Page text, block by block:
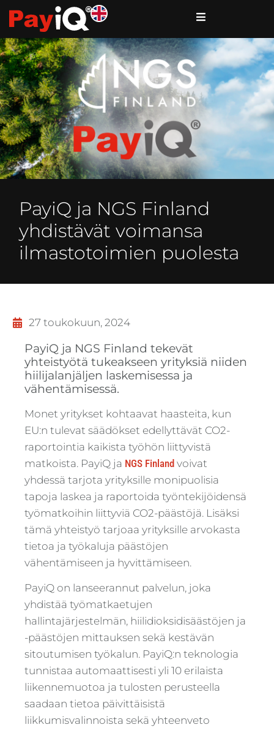
PayiQ ja NGS Finland
yhdistävät voimansa
ilmastotoimien puolesta
27 toukokuun, 2024
PayiQ ja NGS Finland tekevät
yhteistyötä tukeakseen yrityksiä niiden
hiilijalanjäljen laskemisessa ja
vähentämisessä.
Monet yritykset kohtaavat haasteita, kun
EU:n tulevat säädökset edellyttävät CO2-
raportointia kaikista työhön liittyvistä
matkoista. PayiQ ja NGS Finland voivat
yhdessä tarjota yrityksille monipuolisia
tapoja laskea ja raportoida työntekijöidensä
työmatkoihin liittyviä CO2-päästöjä. Lisäksi
tämä yhteistyö tarjoaa yrityksille arvokasta
tietoa ja työkaluja päästöjen
vähentämiseen ja hyvittämiseen.
PayiQ on lanseerannut palvelun, joka
yhdistää työmatkaetujen
hallintajärjestelmän, hiilidioksidisäästöjen ja
-päästöjen mittauksen sekä kestävän
sitoutumisen työkalun. PayiQ:n teknologia
tunnistaa automaattisesti yli 10 erilaista
liikennemuotoa ja tulosten perusteella
saadaan tietoa päivittäisistä
liikkumisvalinnoista sekä yhteenveto